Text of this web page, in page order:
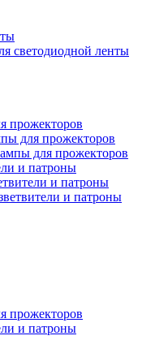
светодиодной ленты
прожекторов
для прожекторов
и патроны
и патроны
прожекторов
и патроны